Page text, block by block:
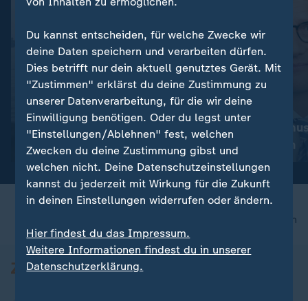
Aktuelle Entwicklungen
Iran-Krieg und Nahost-
Konflikt: Alle Nachrichten im
Liveblog
Klimaschutz
leisten können
nach oben
Du kannst entscheiden, für welche Zwecke wir
deine Daten speichern und verarbeiten dürfen.
Dies betrifft nur dein aktuell genutztes Gerät. Mit
"Zustimmen" erklärst du deine Zustimmung zu
unserer Datenverarbeitung, für die wir deine
Einwilligung benötigen. Oder du legst unter
"Einstellungen/Ablehnen" fest, welchen
Zwecken du deine Zustimmung gibst und
welchen nicht. Deine Datenschutzeinstellungen
kannst du jederzeit mit Wirkung für die Zukunft
in deinen Einstellungen widerrufen oder ändern.
Hier findest du das Impressum.
Weitere Informationen findest du in unserer
Datenschutzerklärung.